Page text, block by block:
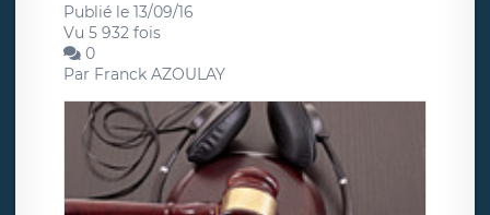
Publié le 13/09/16
Vu 5 932 fois
0
Par Franck AZOULAY